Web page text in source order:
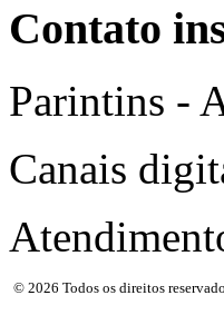
Contato
Parintins -
Canais
© 2026 Todos os direitos